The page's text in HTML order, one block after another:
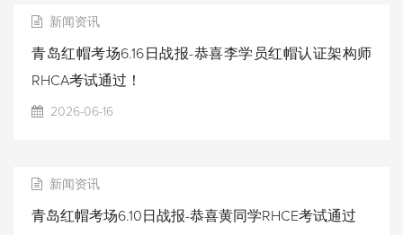
新闻资讯
青岛红帽考场6.16日战报-恭喜李学员红帽认证架构师
RHCA考试通过！
2026-06-16
新闻资讯
青岛红帽考场6.10日战报-恭喜黄同学RHCE考试通过